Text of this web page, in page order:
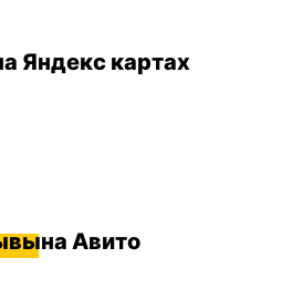
Яндекс картах
на Авито